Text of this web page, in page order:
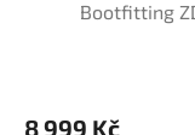
Bootfitting
8 999 Kč